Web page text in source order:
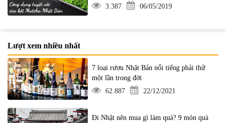
3.387
06/05/2019
Lượt xem nhiều nhất
7 loại rượu Nhật Bản nổi tiếng phải thử
một lần trong đời
62.887
22/12/2021
Đi Nhật nên mua gì làm quà? 9 món quà